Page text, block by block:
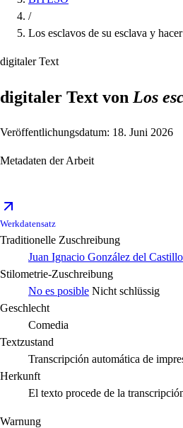
/
Los esclavos de su esclava y
digitaler Text
digitaler Text von Los
Veröffentlichungsdatum: 18. Juni 2026
Metadaten der Arbeit
Werkdatensatz
Traditionelle Zuschreibung
Juan Ignacio González del Castillo
Stilometrie-Zuschreibung
No es posible Nicht schlüssig
Geschlecht
Comedia
Textzustand
Transcripción automática de
Herkunft
El texto procede de la
Warnung